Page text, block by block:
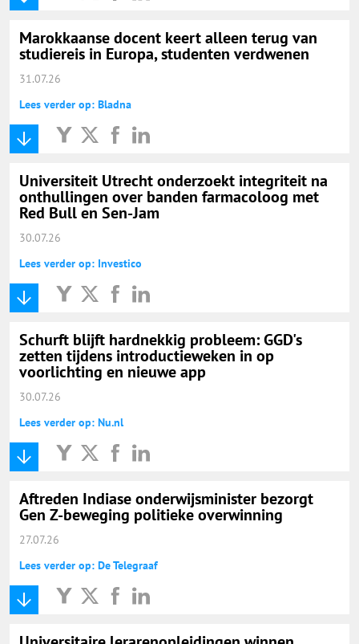
Marokkaanse docent keert alleen terug van
studiereis in Europa, studenten verdwenen
31.07.26
Lees verder op: Bladna
Universiteit Utrecht onderzoekt integriteit na
onthullingen over banden farmacoloog met
Red Bull en Sen-Jam
30.07.26
Lees verder op: Investico
Schurft blijft hardnekkig probleem: GGD's
zetten tijdens introductieweken in op
voorlichting en nieuwe app
30.07.26
Lees verder op: Nu.nl
Aftreden Indiase onderwijsminister bezorgt
Gen Z-beweging politieke overwinning
27.07.26
Lees verder op: De Telegraaf